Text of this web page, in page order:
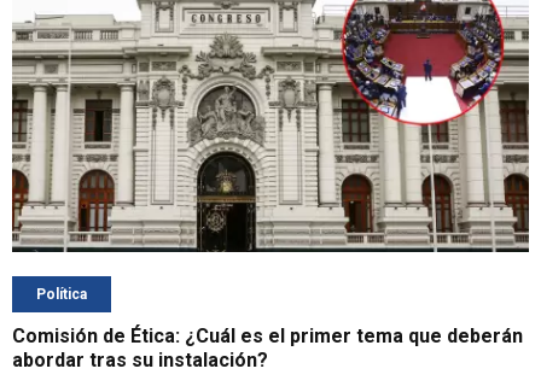
Política
Comisión de Ética: ¿Cuál es el primer tema que deberán
abordar tras su instalación?